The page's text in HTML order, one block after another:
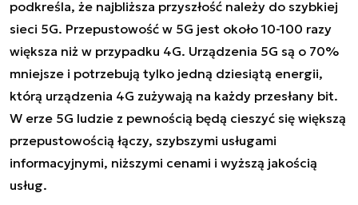
podkreśla, że najbliższa przyszłość należy do szybkiej
sieci 5G. Przepustowość w 5G jest około 10-100 razy
większa niż w przypadku 4G. Urządzenia 5G są o 70%
mniejsze i potrzebują tylko jedną dziesiątą energii,
którą urządzenia 4G zużywają na każdy przesłany bit.
W erze 5G ludzie z pewnością będą cieszyć się większą
przepustowością łączy, szybszymi usługami
informacyjnymi, niższymi cenami i wyższą jakością
usług.